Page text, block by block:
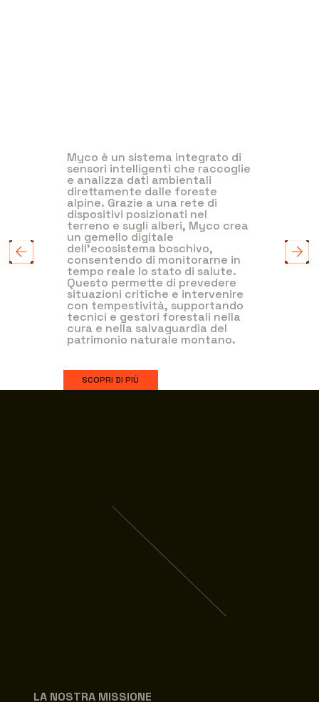
Myco è un sistema integrato di
sensori intelligenti che raccoglie
e analizza dati ambientali
direttamente dalle foreste
alpine. Grazie a una rete di
dispositivi posizionati nel
terreno e sugli alberi, Myco crea
un gemello digitale
dell'ecosistema boschivo,
consentendo di monitorarne in
tempo reale lo stato di salute.
Questo permette di prevedere
situazioni critiche e intervenire
con tempestività, supportando
tecnici e gestori forestali nella
cura e nella salvaguardia del
patrimonio naturale montano.
SCOPRI DI PIÙ
LA NOSTRA MISSIONE